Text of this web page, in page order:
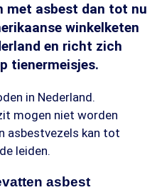
met asbest dan tot nu
winkelketen
en richt zich
tienermeisjes.
in Nederland.
mogen niet worden
asbestvezels kan tot
leiden.
asbest